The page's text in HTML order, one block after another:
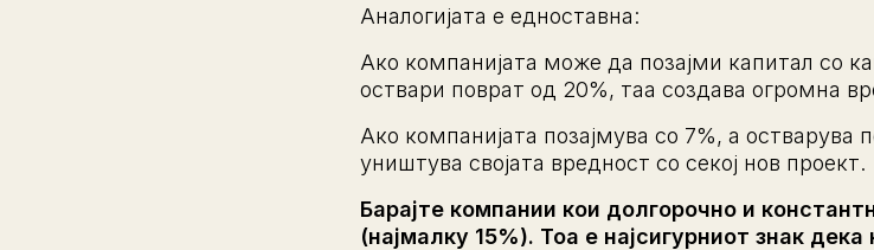
Аналогијата е едноставна:
Ако компанијата може да позајми капитал со
оствари поврат од 20%, таа создава огромна
Ако компанијата позајмува со 7%, а остварува
уништува својата вредност со секој нов проект.
Барајте компании кои долгорочно и
(најмалку 15%). Тоа е најсигурниот знак